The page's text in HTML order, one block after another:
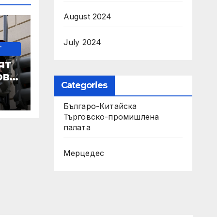
August 2024
July 2024
Categories
Българо-Китайска
Търговско-промишлена
палaта
Мерцедес